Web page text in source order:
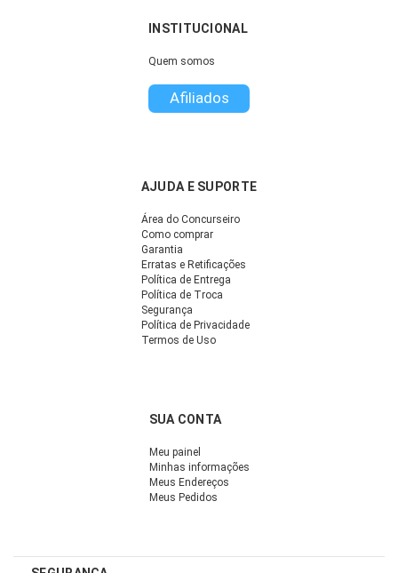
INSTITUCIONAL
Quem somos
Afiliados
AJUDA E SUPORTE
Área do Concurseiro
Como comprar
Garantia
Erratas e Retificações
Política de Entrega
Política de Troca
Segurança
Política de Privacidade
Termos de Uso
SUA CONTA
Meu painel
Minhas informações
Meus Endereços
Meus Pedidos